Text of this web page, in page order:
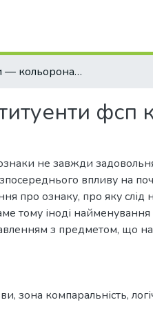
Композити — кольороназви як конституенти фсп компаративності
фсп
не завжди
впливу на
про ознаку, про яку слід
тому іноді
з предметом, що
, зона компаральність,